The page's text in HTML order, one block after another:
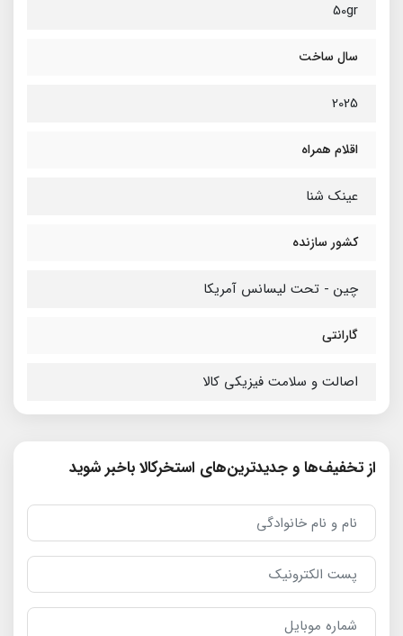
50gr
سال ساخت
2025
اقلام همراه
عینک شنا
کشور سازنده
چین - تحت لیسانس آمریکا
گارانتی
اصالت و سلامت فیزیکی کالا
از تخفیف‌ها و جدیدترین‌های استخرکالا باخبر شوید